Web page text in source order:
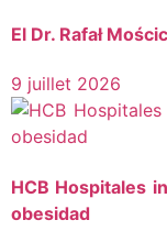
El Dr. Rafał
9 juillet 2026
HCB Hospitales
obesidad